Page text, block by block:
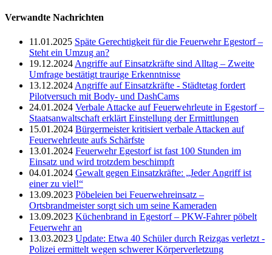
Verwandte Nachrichten
11.01.2025 Späte Gerechtigkeit für die Feuerwehr Egestorf –
Steht ein Umzug an?
19.12.2024 Angriffe auf Einsatzkräfte sind Alltag – Zweite
Umfrage bestätigt traurige Erkenntnisse
13.12.2024 Angriffe auf Einsatzkräfte - Städtetag fordert
Pilotversuch mit Body- und DashCams
24.01.2024 Verbale Attacke auf Feuerwehrleute in Egestorf –
Staatsanwaltschaft erklärt Einstellung der Ermittlungen
15.01.2024 Bürgermeister kritisiert verbale Attacken auf
Feuerwehrleute aufs Schärfste
13.01.2024 Feuerwehr Egestorf ist fast 100 Stunden im
Einsatz und wird trotzdem beschimpft
04.01.2024 Gewalt gegen Einsatzkräfte: „Jeder Angriff ist
einer zu viel!“
13.09.2023 Pöbeleien bei Feuerwehreinsatz –
Ortsbrandmeister sorgt sich um seine Kameraden
13.09.2023 Küchenbrand in Egestorf – PKW-Fahrer pöbelt
Feuerwehr an
13.03.2023 Update: Etwa 40 Schüler durch Reizgas verletzt -
Polizei ermittelt wegen schwerer Körperverletzung